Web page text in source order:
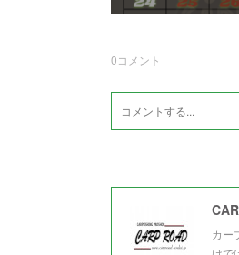
0コメント
カー